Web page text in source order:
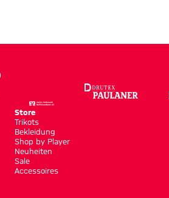
Store
Trikots
Bekleidung
Shop by Player
Neuheiten
Sale
Accessoires